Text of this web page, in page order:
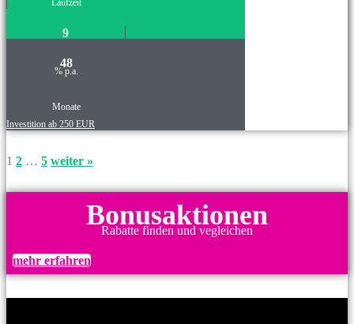
9
48
% p.a.
Monate
Investition ab 250 EUR
1 2 … 5 weiter »
Bonusaktionen
Rabatte finden und vegleichen
mehr erfahren